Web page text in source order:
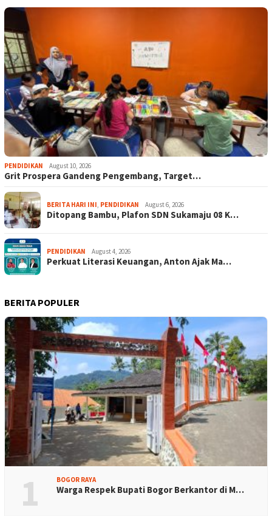
PENDIDIKAN August 10, 2026
Grit Prospera Gandeng Pengembang, Target…
BERITA HARI INI, PENDIDIKAN August 6, 2026
Ditopang Bambu, Plafon SDN Sukamaju 08 K…
PENDIDIKAN August 4, 2026
Perkuat Literasi Keuangan, Anton Ajak Ma…
BERITA POPULER
1 BOGOR RAYA
Warga Respek Bupati Bogor Berkantor di M…